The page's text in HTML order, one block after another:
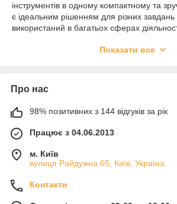
інструментів в одному компактному та
є ідеальним рішенням для різних завдань
використаний в багатьох сферах
плоскогубці,кусачки
зафіксований для виконання потрібного
необхідності носити велику кількість
Завдяки своїй компактній конструкції,
поміщається в кишені або поясному
ідеальним для використання в походах,
автомобільних ремонтах, ремонтних
різних інструментів.
У результаті Multi-Tool є універсальним
Показати все
Про нас
98% позитивних з 144 відгуків за рік
Працює з 04.06.2013
м. Київ
вулиця Райдужна 65, Київ, Україна
Контакти